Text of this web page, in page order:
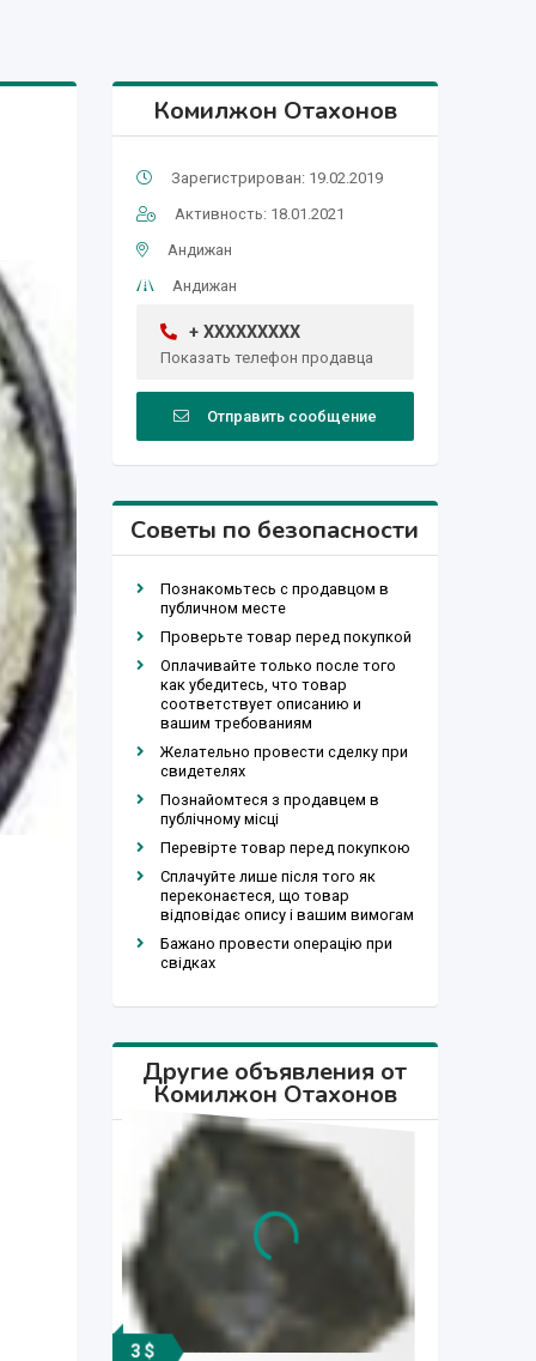
Комилжон Отахонов
Зарегистрирован: 19.02.2019
Активность: 18.01.2021
Андижан
Андижан
+ XXXXXXXXX
Показать телефон продавца
Отправить сообщение
Советы по безопасности
Познакомьтесь с продавцом в
публичном месте
Проверьте товар перед покупкой
Оплачивайте только после того
как убедитесь, что товар
соответствует описанию и
вашим требованиям
Желательно провести сделку при
свидетелях
Познайомтеся з продавцем в
публічному місці
Перевірте товар перед покупкою
Сплачуйте лише після того як
переконаєтеся, що товар
відповідає опису і вашим вимогам
Бажано провести операцію при
свідках
Другие объявления от
Комилжон Отахонов
Договорная
Договорная
3 $ 1 700 сўм
Договорная